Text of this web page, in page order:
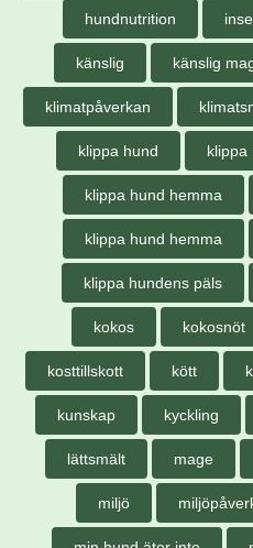
hundnutrition
känslig känslig
klimatpåverkan
klippa hund klippa
klippa hund hemma
klippa hund hemma
klippa hundens päls
kokos kokosnöt
kosttillskott kött
kunskap kyckling
lättsmält mage
miljö